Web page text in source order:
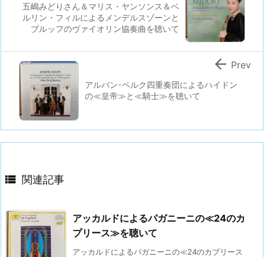
五嶋みどりさん＆マリス・ヤンソンス＆ベ
ルリン・フィルによるメンデルスゾーンと
ブルッフのヴァイオリン協奏曲を聴いて
アルバン･ベルク四重奏団によるハイドン
の≪皇帝≫と≪騎士≫を聴いて
 Prev
 関連記事
アッカルドによるパガニーニの≪24のカ
プリース≫を聴いて
アッカルドによるパガニーニの≪24のカプリース